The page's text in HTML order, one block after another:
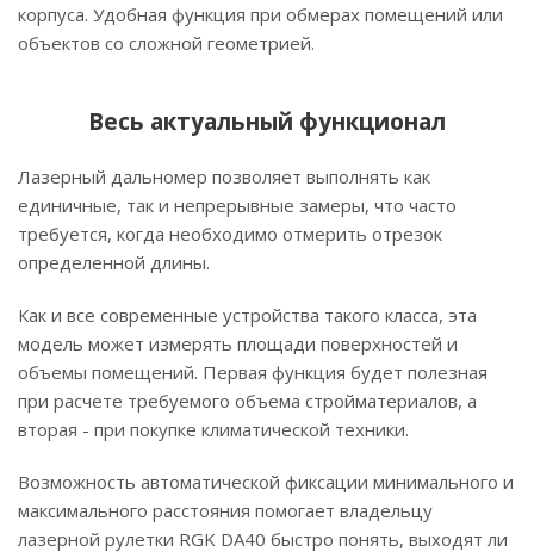
корпуса. Удобная функция при обмерах помещений или
объектов со сложной геометрией.
Весь актуальный функционал
Лазерный дальномер позволяет выполнять как
единичные, так и непрерывные замеры, что часто
требуется, когда необходимо отмерить отрезок
определенной длины.
Как и все современные устройства такого класса, эта
модель может измерять площади поверхностей и
объемы помещений. Первая функция будет полезная
при расчете требуемого объема стройматериалов, а
вторая - при покупке климатической техники.
Возможность автоматической фиксации минимального и
максимального расстояния помогает владельцу
лазерной рулетки RGK DA40 быстро понять, выходят ли